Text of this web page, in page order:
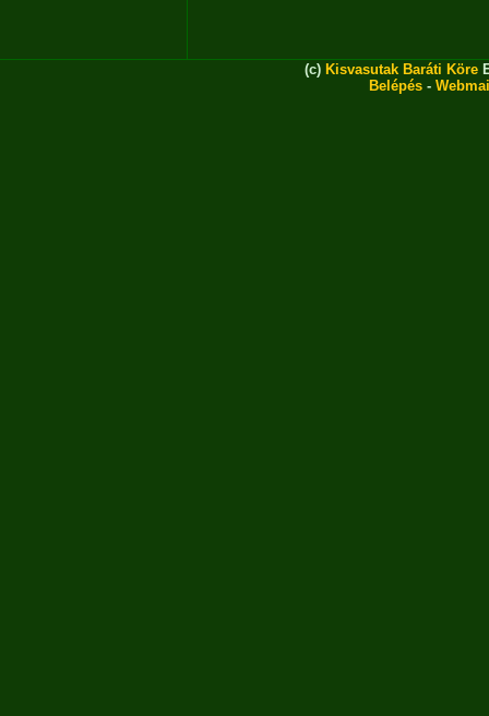
(c) Kisvasutak Baráti Köre
Belépés -